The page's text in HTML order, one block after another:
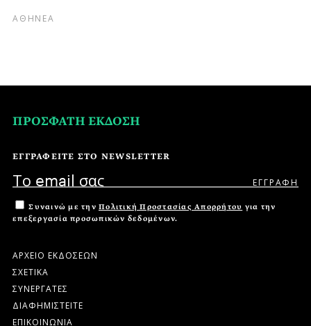
ΑΘΗΝΕΑ
ΠΡΟΣΦΑΤΗ ΕΚΔΟΣΗ
ΕΓΓΡΑΦΕΙΤΕ ΣΤΟ NEWSLETTER
Συναινώ με την Πολιτική Προστασίας Απορρήτου για την
επεξεργασία προσωπικών δεδομένων.
ΑΡΧΕΙΟ ΕΚΔΟΣΕΩΝ
ΣΧΕΤΙΚΑ
ΣΥΝΕΡΓΑΤΕΣ
ΔΙΑΦΗΜΙΣΤΕΙΤΕ
ΕΠΙΚΟΙΝΩΝΙΑ